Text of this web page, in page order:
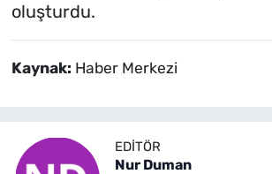
oluşturdu.
Kaynak: Haber Merkezi
EDITÖR
Nur Duman